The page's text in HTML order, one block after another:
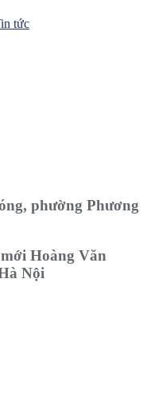
tức
phường Phương
Hoàng Văn
Nội